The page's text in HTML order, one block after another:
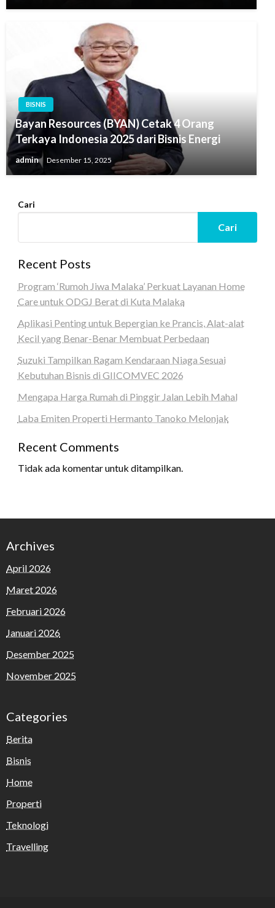
BISNIS
Bayan Resources (BYAN) Cetak 4 Orang
Terkaya Indonesia 2025 dari Bisnis Energi
admin Desember 15, 2025
Cari
Cari
Recent Posts
Program ‘Rumoh Jiwa Malaka’ Perkuat Layanan Home
Care untuk ODGJ Berat di Kuta Malaka
Aplikasi Penting untuk Bepergian ke Prancis, Alat-alat
Kecil yang Benar-Benar Membuat Perbedaan
Suzuki Tampilkan Ragam Kendaraan Niaga Sesuai
Kebutuhan Bisnis di GIICOMVEC 2026
Mengapa Harga Rumah di Pinggir Jalan Lebih Mahal
Laba Emiten Properti Hermanto Tanoko Melonjak
Recent Comments
Tidak ada komentar untuk ditampilkan.
Archives
April 2026
Maret 2026
Februari 2026
Januari 2026
Desember 2025
November 2025
Categories
Berita
Bisnis
Home
Properti
Teknologi
Travelling